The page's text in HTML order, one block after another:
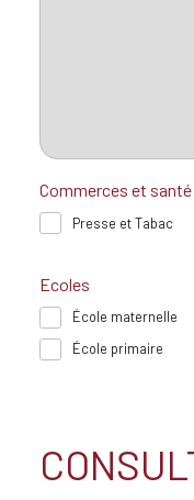
Commerces et santé
Presse et Tabac
Ecoles
École maternelle
École primaire